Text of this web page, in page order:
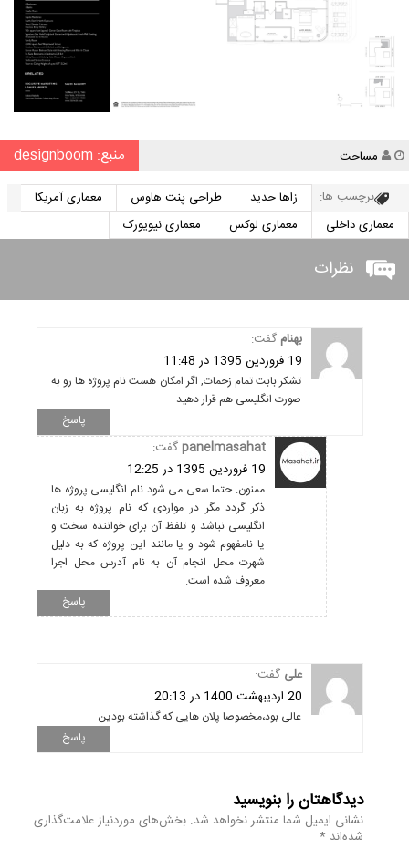
نویسنده
مساحت منبع: designboom
برچسب ها: زاها حدید طراحی پنت هاوس
معماری آمریکا
معماری داخلی
معماری لوکس معماری نیویورک
نظرات
بهنام گفت:
19 فروردین 1395 در 11:48
تشکر بابت تمام زحمات, اگر امکان هست نام پروژه ها رو به
صورت انگلیسی هم قرار دهید
پاسخ
panelmasahatگفت:
19 فروردین 1395 در 12:25
ممنون. حتما سعی می شود نام انگلیسی پروژه ها
ذکر گردد مگر در مواردی که نام پروژه به زبان
انگلیسی نباشد و تلفظ آن برای خواننده سخت و
یا نامفهوم شود و یا مانند این پروژه که به دلیل
شهرت محل انجام آن به نام آدرس محل اجرا
معروف شده است.
پاسخ
علی گفت:
20 اردیبهشت 1400 در 20:13
عالی بود،مخصوصا پلان هایی که گذاشته بودین
پاسخ
دیدگاهتان را بنویسید
نشانی ایمیل شما منتشر نخواهد شد. بخش‌های موردنیاز علامت‌گذاری
شده‌اند *